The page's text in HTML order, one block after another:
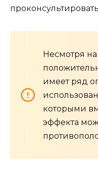
Несмотря
имеет ряд
которыми
эффекта